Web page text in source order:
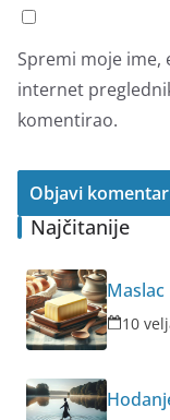
Spremi moje ime,
internet
komentirao.
Najčitanije
Maslac
10